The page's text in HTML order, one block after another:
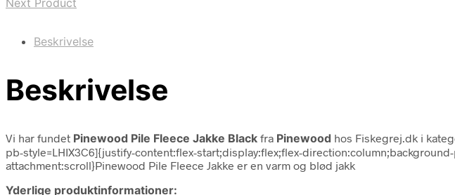
Beskrivelse
Beskrivelse
Vi har fundet Pinewood Pile Fleece Jakke Black fra Pinewood hos Fiskegrej.dk i
pb-style=LHIX3C6]{justify-content:flex-start;display:flex;flex-
attachment:scroll}Pinewood Pile Fleece Jakke er en varm og blød jakk
Yderlige produktinformationer: